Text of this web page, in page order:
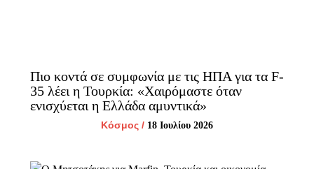
Πιο κοντά σε συμφωνία με τις ΗΠΑ για τα F-
35 λέει η Τουρκία: «Χαιρόμαστε όταν
ενισχύεται η Ελλάδα αμυντικά»
Κόσμος / 18 Ιουλίου 2026